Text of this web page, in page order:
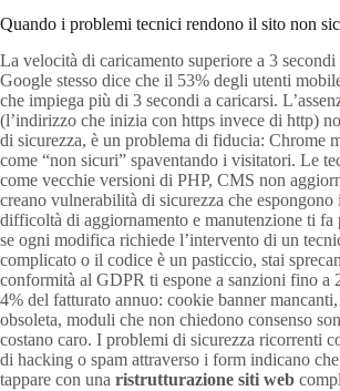
Quando i problemi tecnici rendono il sito non
La velocità di caricamento superiore a 3
Google stesso dice che il 53% degli utenti
che impiega più di 3 secondi a caricarsi.
(l’indirizzo che inizia con https invece di http)
di sicurezza, è un problema di fiducia: Chrome
come “non sicuri” spaventando i visitatori. Le
come vecchie versioni di PHP, CMS non
creano vulnerabilità di sicurezza che
difficoltà di aggiornamento e manutenzione ti fa
se ogni modifica richiede l’intervento di un
complicato o il codice è un pasticcio, stai
conformità al GDPR ti espone a sanzioni fino a
4% del fatturato annuo: cookie banner
obsoleta, moduli che non chiedono consenso
costano caro. I problemi di sicurezza ricorrenti
di hacking o spam attraverso i form indicano
tappare con una ristrutturazione siti web